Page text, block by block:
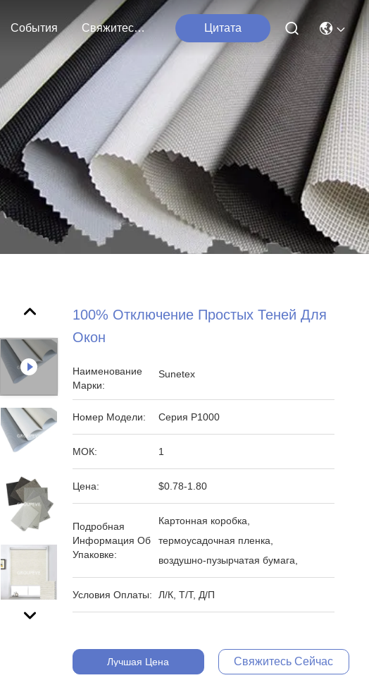
События Свяжитесь С Нами Цитата
100% Отключение Простых Теней Для
Окон
Наименование
Марки:
Sunetex
Номер Модели: Серия P1000
МОК: 1
Цена: $0.78-1.80
Подробная
Информация Об
Упаковке:
Картонная коробка,
термоусадочная пленка,
воздушно-пузырчатая бумага,
Условия Оплаты: Л/К, Т/Т, Д/П
Лучшая Цена Свяжитесь Сейчас